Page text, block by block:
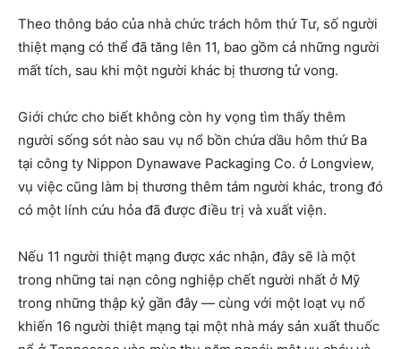
Theo thông báo của nhà chức trách hôm thứ Tư, số người
thiệt mạng có thể đã tăng lên 11, bao gồm cả những người
mất tích, sau khi một người khác bị thương tử vong.
Giới chức cho biết không còn hy vọng tìm thấy thêm
người sống sót nào sau vụ nổ bồn chứa dầu hôm thứ Ba
tại công ty Nippon Dynawave Packaging Co. ở Longview,
vụ việc cũng làm bị thương thêm tám người khác, trong đó
có một lính cứu hỏa đã được điều trị và xuất viện.
Nếu 11 người thiệt mạng được xác nhận, đây sẽ là một
trong những tai nạn công nghiệp chết người nhất ở Mỹ
trong những thập kỷ gần đây — cùng với một loạt vụ nổ
khiến 16 người thiệt mạng tại một nhà máy sản xuất thuốc